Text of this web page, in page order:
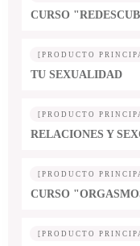
CURSO
[PRODUCTO
TU SEXUALIDAD
[PRODUCTO
RELACIONES Y
[PRODUCTO
CURSO
[PRODUCTO